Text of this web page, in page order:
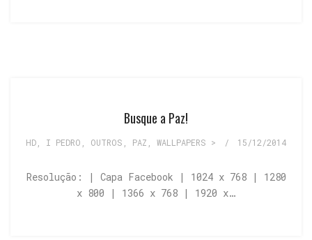
Busque a Paz!
HD I PEDRO OUTROS PAZ WALLPAPERS > / 15/12/2014
Resolução: | Capa Facebook | 1024 x 768 | 1280
x 800 | 1366 x 768 | 1920 x…